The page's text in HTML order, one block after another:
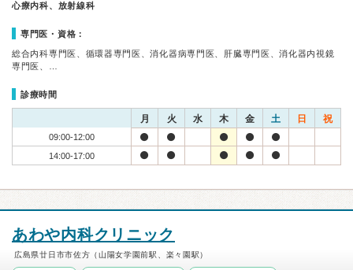
心療内科、放射線科
専門医・資格：
総合内科専門医、循環器専門医、消化器病専門医、肝臓専門医、消化器内視鏡
専門医、…
診療時間
月 火 水 木 金 土 日 祝
09:00-12:00
14:00-17:00
あわや内科クリニック
広島県廿日市市佐方（山陽女学園前駅、楽々園駅）